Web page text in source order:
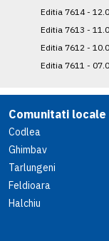
Editia 7614 -
Editia 7613 -
Editia 7612 -
Editia 7611 -
Comunitati locale
Codlea
Ghimbav
Tarlungeni
Feldioara
Halchiu